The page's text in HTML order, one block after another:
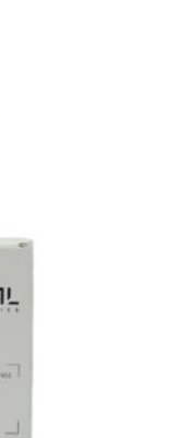
можно
странице